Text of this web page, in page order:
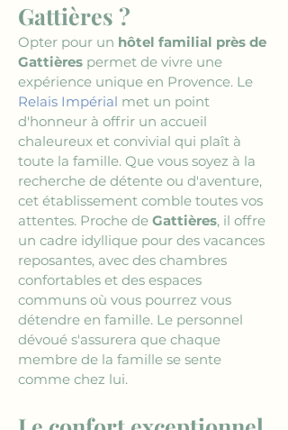
Gattières ?
Opter pour un hôtel familial près de
Gattières permet de vivre une
expérience unique en Provence. Le
Relais Impérial met un point
d'honneur à offrir un accueil
chaleureux et convivial qui plaît à
toute la famille. Que vous soyez à la
recherche de détente ou d'aventure,
cet établissement comble toutes vos
attentes. Proche de Gattières, il offre
un cadre idyllique pour des vacances
reposantes, avec des chambres
confortables et des espaces
communs où vous pourrez vous
détendre en famille. Le personnel
dévoué s'assurera que chaque
membre de la famille se sente
comme chez lui.